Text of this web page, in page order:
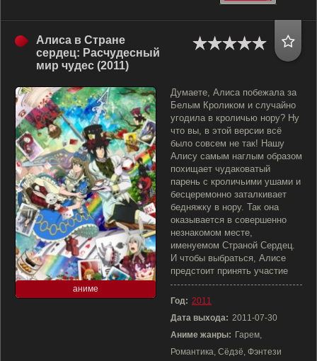
Алиса в Стране
сердец: Расчудесный
мир чудес (2011)
аниме
Думаете, Алиса побежала за
Белым Кроликом и случайно
угодила в кроличью нору? Ну
что вы, в этой версии всё
было совсем не так! Нашу
Алису самым наглым образом
похищает чудаковатый
парень с кроличьими ушами и
бесцеремонно заталкивает
бедняжку в нору. Так она
оказывается в совершенно
незнакомом месте,
именуемом Страной Сердец.
И чтобы выбраться, Алисе
предстоит принять участие
Год: 2011
Дата выхода: 2011-07-30
Аниме жанры: Гарем,
Романтика, Сёдзё, Фэнтези